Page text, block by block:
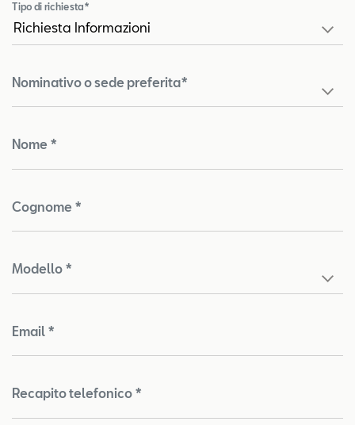
Tipo di richiesta*
Nominativo o sede preferita*
Nome *
Cognome *
Modello *
Email *
Recapito telefonico *